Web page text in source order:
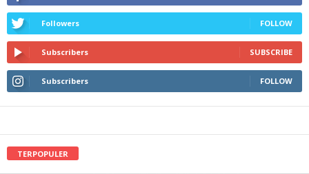
Followers FOLLOW
Subscribers SUBSCRIBE
Subscribers FOLLOW